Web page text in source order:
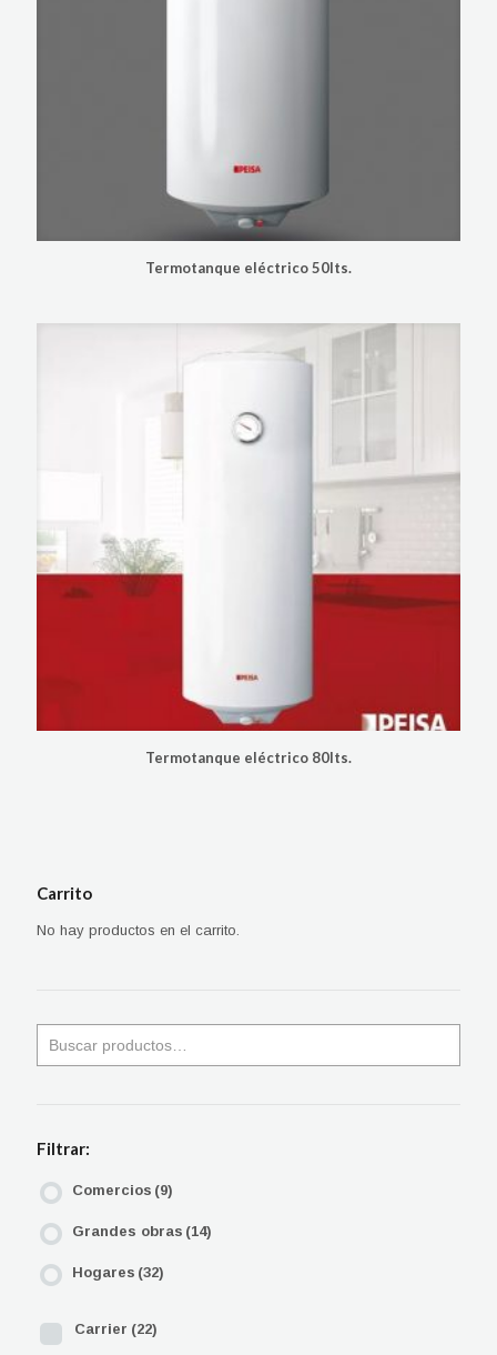
Termotanque eléctrico 50lts.
Termotanque eléctrico 80lts.
Carrito
No hay productos en el carrito.
Filtrar:
Comercios (9)
Grandes obras (14)
Hogares (32)
Carrier (22)